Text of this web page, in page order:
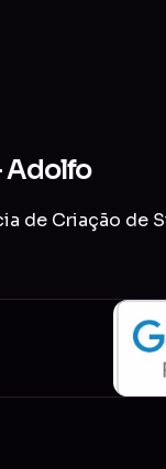
Adolfo
de Criação de